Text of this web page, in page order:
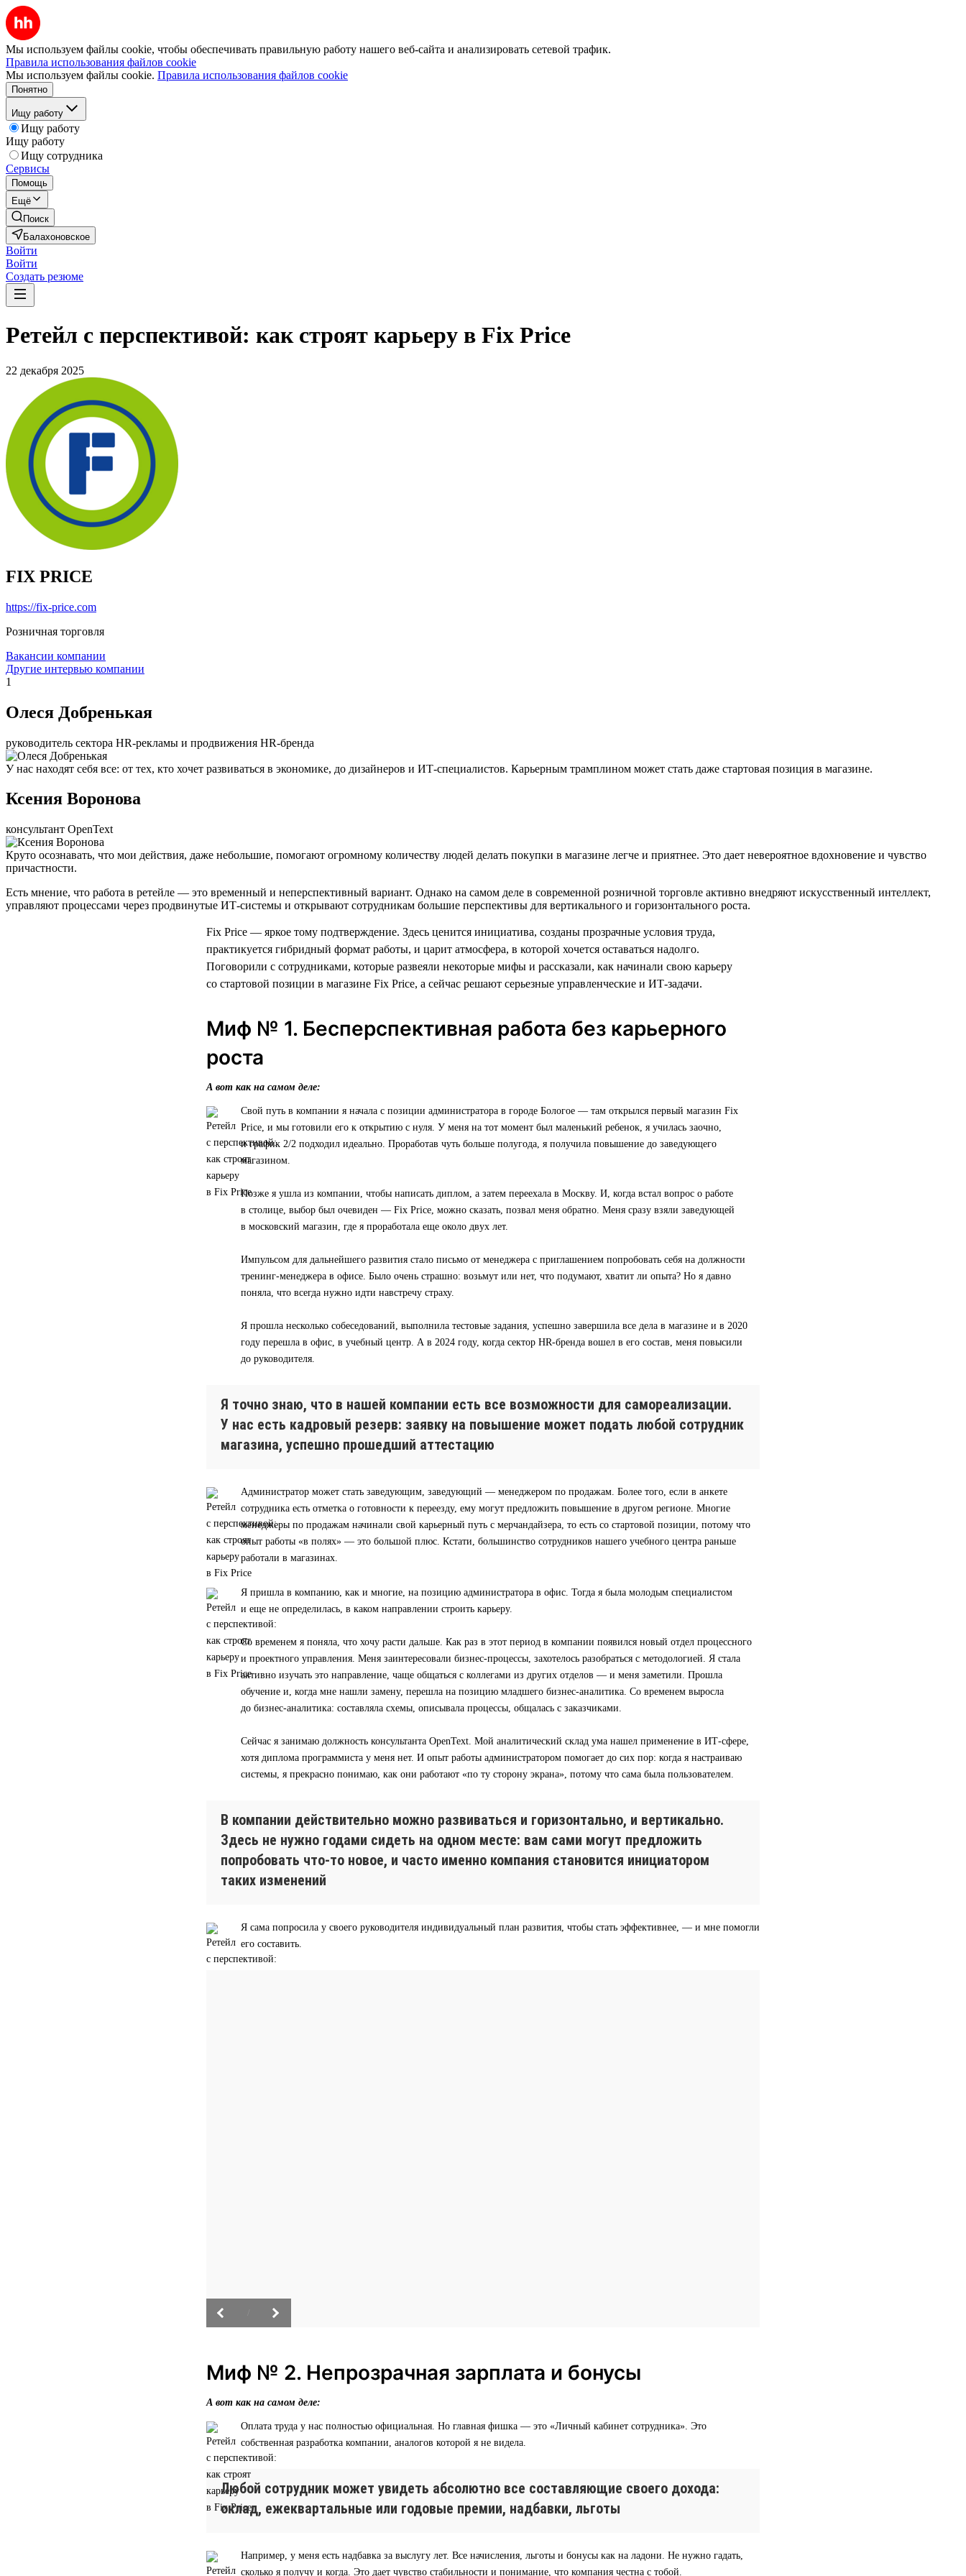
Мы используем файлы cookie, чтобы обеспечивать правильную работу нашего веб-сайта и анализировать сетевой трафик.
Правила использования файлов cookie
Мы используем файлы cookie. Правила использования файлов cookie
Понятно
Ищу работу
Ищу работу
Ищу работу
Ищу сотрудника
Сервисы
Помощь
Ещё
Поиск
Балахоновское
Войти
Войти
Создать резюме
Ретейл с перспективой: как строят карьеру в Fix Price
22 декабря 2025
FIX PRICE
https://fix-price.com
Розничная торговля
Вакансии компании
Другие интервью компании
1
Олеся Добренькая
руководитель сектора HR-рекламы и продвижения HR-бренда
У нас находят себя все: от тех, кто хочет развиваться в экономике, до дизайнеров и ИТ-специалистов. Карьерным трамплином может стать даже стартовая позиция в магазине.
Ксения Воронова
консультант OpenText
Круто осознавать, что мои действия, даже небольшие, помогают огромному количеству людей делать покупки в магазине легче и приятнее. Это дает невероятное вдохновение и чувство
причастности.
Есть мнение, что работа в ретейле — это временный и неперспективный вариант. Однако на самом деле в современной розничной торговле активно внедряют искусственный интеллект,
управляют процессами через продвинутые ИТ-системы и открывают сотрудникам большие перспективы для вертикального и горизонтального роста.
Fix Price — яркое тому подтверждение. Здесь ценится инициатива, созданы прозрачные условия труда,
практикуется гибридный формат работы, и царит атмосфера, в которой хочется оставаться надолго.
Поговорили с сотрудниками, которые развеяли некоторые мифы и рассказали, как начинали свою карьеру
со стартовой позиции в магазине Fix Price, а сейчас решают серьезные управленческие и ИТ-задачи.
Миф № 1. Бесперспективная работа без карьерного
роста
А вот как на самом деле:
Свой путь в компании я начала с позиции администратора в городе Бологое — там открылся первый магазин Fix
Price, и мы готовили его к открытию с нуля. У меня на тот момент был маленький ребенок, я училась заочно,
и график 2/2 подходил идеально. Проработав чуть больше полугода, я получила повышение до заведующего
магазином.
Позже я ушла из компании, чтобы написать диплом, а затем переехала в Москву. И, когда встал вопрос о работе
в столице, выбор был очевиден — Fix Price, можно сказать, позвал меня обратно. Меня сразу взяли заведующей
в московский магазин, где я проработала еще около двух лет.
Импульсом для дальнейшего развития стало письмо от менеджера с приглашением попробовать себя на должности
тренинг-менеджера в офисе. Было очень страшно: возьмут или нет, что подумают, хватит ли опыта? Но я давно
поняла, что всегда нужно идти навстречу страху.
Я прошла несколько собеседований, выполнила тестовые задания, успешно завершила все дела в магазине и в 2020
году перешла в офис, в учебный центр. А в 2024 году, когда сектор HR-бренда вошел в его состав, меня повысили
до руководителя.
Я точно знаю, что в нашей компании есть все возможности для самореализации.
У нас есть кадровый резерв: заявку на повышение может подать любой сотрудник
магазина, успешно прошедший аттестацию
Администратор может стать заведующим, заведующий — менеджером по продажам. Более того, если в анкете
сотрудника есть отметка о готовности к переезду, ему могут предложить повышение в другом регионе. Многие
менеджеры по продажам начинали свой карьерный путь с мерчандайзера, то есть со стартовой позиции, потому что
опыт работы «в полях» — это большой плюс. Кстати, большинство сотрудников нашего учебного центра раньше
работали в магазинах.
Я пришла в компанию, как и многие, на позицию администратора в офис. Тогда я была молодым специалистом
и еще не определилась, в каком направлении строить карьеру.
Со временем я поняла, что хочу расти дальше. Как раз в этот период в компании появился новый отдел процессного
и проектного управления. Меня заинтересовали бизнес-процессы, захотелось разобраться с методологией. Я стала
активно изучать это направление, чаще общаться с коллегами из других отделов — и меня заметили. Прошла
обучение и, когда мне нашли замену, перешла на позицию младшего бизнес-аналитика. Со временем выросла
до бизнес-аналитика: составляла схемы, описывала процессы, общалась с заказчиками.
Сейчас я занимаю должность консультанта OpenText. Мой аналитический склад ума нашел применение в ИТ-сфере,
хотя диплома программиста у меня нет. И опыт работы администратором помогает до сих пор: когда я настраиваю
системы, я прекрасно понимаю, как они работают «по ту сторону экрана», потому что сама была пользователем.
В компании действительно можно развиваться и горизонтально, и вертикально.
Здесь не нужно годами сидеть на одном месте: вам сами могут предложить
попробовать что-то новое, и часто именно компания становится инициатором
таких изменений
Я сама попросила у своего руководителя индивидуальный план развития, чтобы стать эффективнее, — и мне помогли
его составить.
Миф № 2. Непрозрачная зарплата и бонусы
А вот как на самом деле:
Оплата труда у нас полностью официальная. Но главная фишка — это «Личный кабинет сотрудника». Это
собственная разработка компании, аналогов которой я не видела.
Любой сотрудник может увидеть абсолютно все составляющие своего дохода:
оклад, ежеквартальные или годовые премии, надбавки, льготы
Например, у меня есть надбавка за выслугу лет. Все начисления, льготы и бонусы как на ладони. Не нужно гадать,
сколько я получу и когда. Это дает чувство стабильности и понимание, что компания честна с тобой.